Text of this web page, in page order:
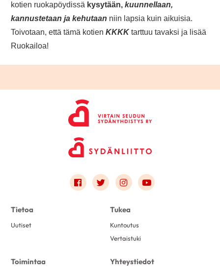
kotien ruokapöydissä kysytään, kuunnellaan,
kannustetaan ja kehutaan niin lapsia kuin aikuisia.
Toivotaan, että tämä kotienKKKKtarttuu tavaksi ja lisää
Ruokailoa!
Link to facebook
Link to twitter
Link to instagram
Link to youtube
Tietoa
Uutiset
Tukea
Kuntoutus
Vertaistuki
Toimintaa Yhteystiedot